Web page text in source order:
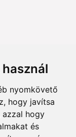
nyomkövető
hogy javítsa
azzal hogy
és